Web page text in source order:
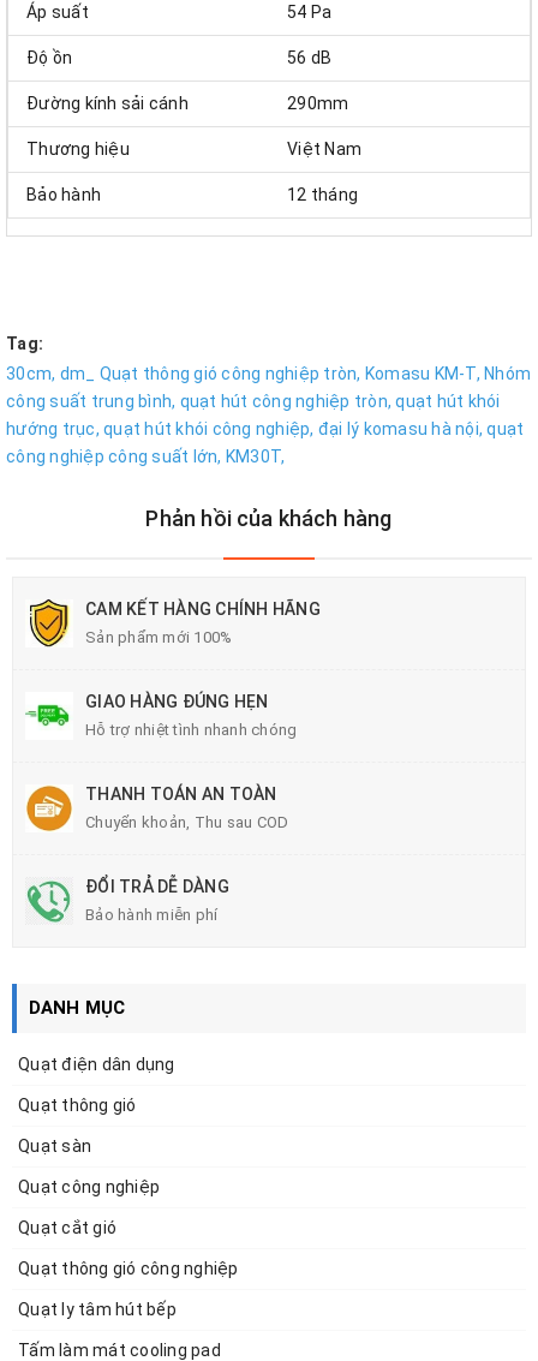
Áp suất 54 Pa
Độ ồn 56 dB
Đường kính sải cánh 290mm
Thương hiệu Việt Nam
Bảo hành 12 tháng
Tag:
30cm, dm_ Quạt thông gió công nghiệp tròn, Komasu KM-T, Nhóm
công suất trung bình, quạt hút công nghiệp tròn, quạt hút khói
hướng trục, quạt hút khói công nghiệp, đại lý komasu hà nội, quạt
công nghiệp công suất lớn, KM30T,
Phản hồi của khách hàng
CAM KẾT HÀNG CHÍNH HÃNG
Sản phẩm mới 100%
GIAO HÀNG ĐÚNG HẸN
Hỗ trợ nhiệt tình nhanh chóng
THANH TOÁN AN TOÀN
Chuyển khoản, Thu sau COD
ĐỔI TRẢ DỄ DÀNG
Bảo hành miễn phí
DANH MỤC
Quạt điện dân dụng
Quạt thông gió
Quạt sàn
Quạt công nghiệp
Quạt cắt gió
Quạt thông gió công nghiệp
Quạt ly tâm hút bếp
Tấm làm mát cooling pad